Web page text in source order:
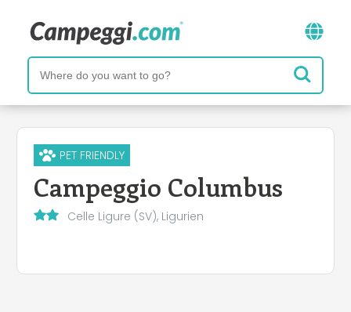
PET FRIENDLY
Campeggio Columbus
Celle Ligure (SV), Ligurien